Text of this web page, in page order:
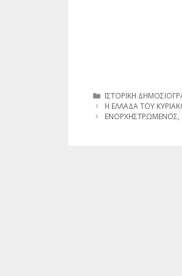
Κατηγορίες
ΙΣΤΟΡΙΚΗ
Η ΕΛΛΑΔΑ ΤΟΥ
ΕΝΟΡΧΗΣTΡΩΜΕΝΟΣ,